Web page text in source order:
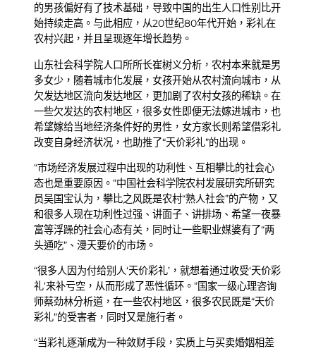
的男孩偏好有了技术基础，导致中国的出生人口性别比开
始持续走高。与此相应，从20世纪80年代开始，彩礼在
农村兴起，并且呈现逐年增长趋势。
山东社会科学院人口所所长崔树义分析，农村本来就是男
多女少，随着城市化发展，女孩开始从农村流向城市，从
欠发达地区流向发达地区，更加剧了农村女孩的稀缺。在
一些欠发达的农村地区，很多女性即便无法嫁进城市，也
希望嫁给当地经济条件好的男性，女方家长则希望借彩礼
改变自身经济状况，也助推了“天价彩礼”的出现。
“市场经济发展过程中出现的功利性、互相攀比的社会心
态也是重要原因。”中国社会科学院农村发展研究所研究
员吴国宝认为，攀比之风既是农村“熟人社会”的产物，又
和很多人现在功利性过强、讲面子、讲排场、希望一夜暴
富等浮躁的社会心态有关，同时让一些职业媒婆有了“两
头通吃”、漫天要价的市场。
“很多人因为付给别人‘天价彩礼’，就想着通过收受‘天价彩
礼’来补亏空，从而形成了恶性循环。”国家一级心理咨询
师蔡劲林分析道，在一些农村地区，很多农民既是“天价
彩礼”的受害者，同时又是施行者。
“当彩礼逐渐成为一种敛财手段，实质上与买卖婚姻相差